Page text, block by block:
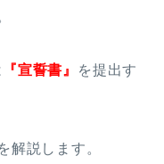
『宣誓書』
を提出す
解説します。